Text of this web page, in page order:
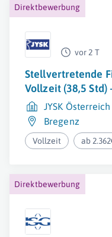
Direktbewerbung
vor 2 T
Stellvertretende
Vollzeit (38,5 Std)
JYSK Österreich
Bregenz
Vollzeit ab
Direktbewerbung